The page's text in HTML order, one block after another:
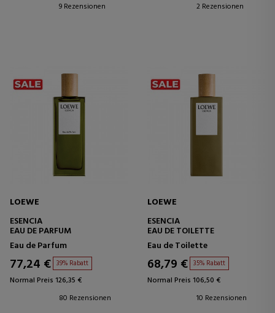
9 Rezensionen
2 Rezensionen
LOEWE
ESENCIA
EAU DE PARFUM
Eau de Parfum
77,24 € 39% Rabatt
Normal Preis 126,35 €
80 Rezensionen
LOEWE
ESENCIA
EAU DE TOILETTE
Eau de Toilette
68,79 € 35% Rabatt
Normal Preis 106,50 €
10 Rezensionen